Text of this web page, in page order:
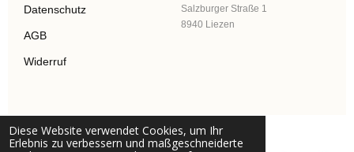
Diese Website verwendet Cookies, um Ihr
Erlebnis zu verbessern und maßgeschneiderte
Datenschutz
AGB
Widerruf
Salzburger Straße 1
8940 Liezen